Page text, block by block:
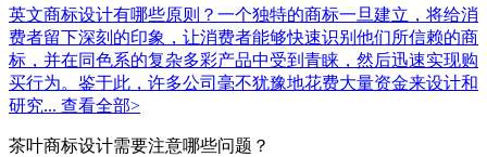
英文商标设计有哪些原则？一个独特的商标一旦建立，将给消
费者留下深刻的印象，让消费者能够快速识别他们所信赖的商
标，并在同色系的复杂多彩产品中受到青睐，然后迅速实现购
买行为。鉴于此，许多公司毫不犹豫地花费大量资金来设计和
研究... 查看全部>
茶叶商标设计需要注意哪些问题？